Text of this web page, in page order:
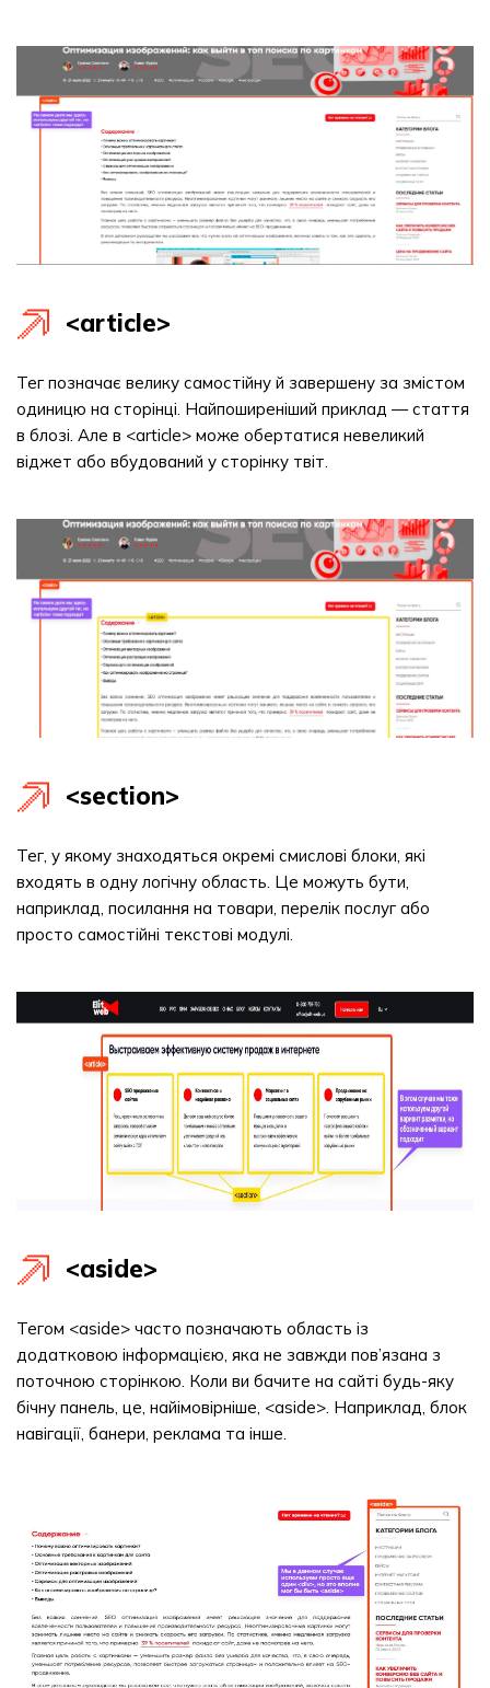
<article>
Тег позначає велику самостійну й завершену за змістом
одиницю на сторінці. Найпоширеніший приклад — стаття
в блозі. Але в <article> може обертатися невеликий
віджет або вбудований у сторінку твіт.
<section>
Тег, у якому знаходяться окремі смислові блоки, які
входять в одну логічну область. Це можуть бути,
наприклад, посилання на товари, перелік послуг або
просто самостійні текстові модулі.
<aside>
Тегом <aside> часто позначають область із
додатковою інформацією, яка не завжди пов’язана з
поточною сторінкою. Коли ви бачите на сайті будь-яку
бічну панель, це, найімовірніше, <aside>. Наприклад, блок
навігації, банери, реклама та інше.